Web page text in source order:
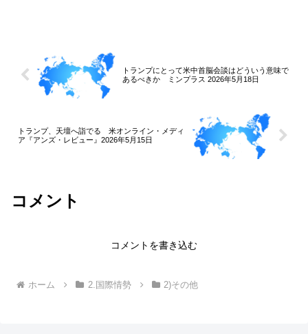
トランプにとって米中首脳会談はどういう意味で
あるべきか ミンプラス 2026年5月18日
トランプ、天壇へ詣でる 米オンライン・メディ
ア『アンズ・レビュー』2026年5月15日
コメント
コメントを書き込む
ホーム 2.国際情勢 2)その他